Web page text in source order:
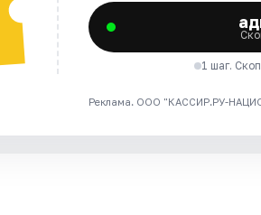
1 шаг.
Реклама. ООО "КАССИР.РУ-